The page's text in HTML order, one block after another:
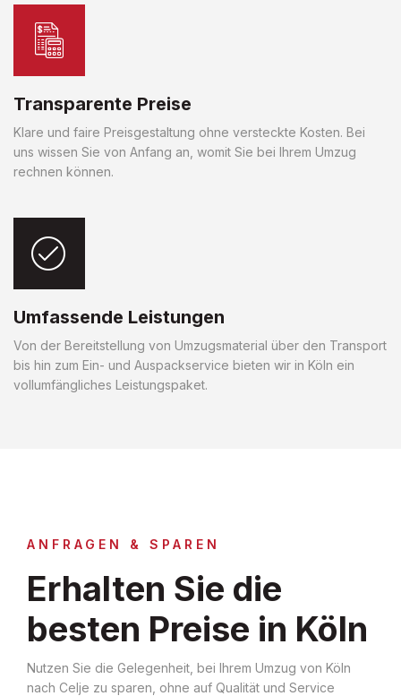
Transparente Preise
Klare und faire Preisgestaltung ohne versteckte Kosten. Bei
uns wissen Sie von Anfang an, womit Sie bei Ihrem Umzug
rechnen können.
Umfassende Leistungen
Von der Bereitstellung von Umzugsmaterial über den Transport
bis hin zum Ein- und Auspackservice bieten wir in Köln ein
vollumfängliches Leistungspaket.
ANFRAGEN & SPAREN
Erhalten Sie die
besten Preise in Köln
Nutzen Sie die Gelegenheit, bei Ihrem Umzug von Köln
nach Celje zu sparen, ohne auf Qualität und Service